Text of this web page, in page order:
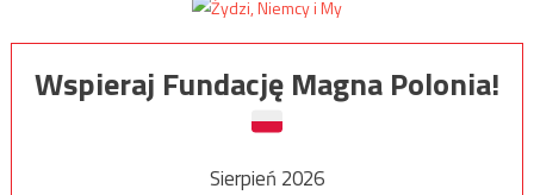
Wspieraj Fundację Magna Polonia!
Sierpień 2026